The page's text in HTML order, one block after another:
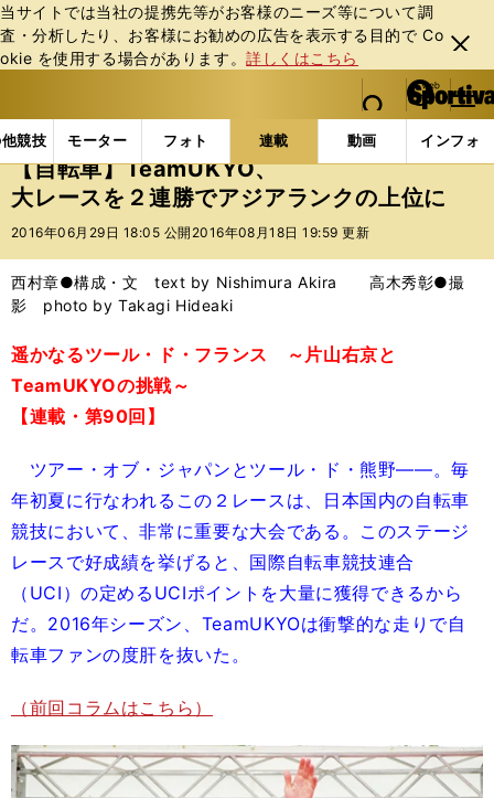
当サイトでは当社の提携先等がお客様のニーズ等について調
査・分析したり、お客様にお勧めの広告を表⽰する⽬的で Co
okie を使⽤する場合があります。詳しくはこちら
閉じ
る
web Sportiva (webスポルティーバ)
検索
マイペ
ー
ジ
メニュ
競技 モーター フォト 連載 動画 インフォ
b
ス
ポ
ル
バ
連載コラム 遥かなるツール・ド・フランス ～片山右
【自転車】TeamUKYO、
大レースを２連勝でアジアランクの上位に
2016年06月29日 18:05 公開 2016年08月18日 19:59 更新
西村章●構成・文 text by Nishimura Akira 高木秀彰●撮
影 photo by Takagi Hideaki
遥かなるツール・ド・フランス ～片山右京と
TeamUKYOの挑戦～
【連載・第90回】
ツアー・オブ・ジャパンとツール・ド・熊野――。毎
年初夏に行なわれるこの２レースは、日本国内の自転車
競技において、非常に重要な大会である。このステージ
レースで好成績を挙げると、国際自転車競技連合
（UCI）の定めるUCIポイントを大量に獲得できるから
だ。2016年シーズン、TeamUKYOは衝撃的な走りで自
転車ファンの度肝を抜いた。
（前回コラムはこちら）